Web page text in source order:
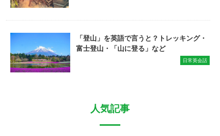
「登山」を英語で言うと？トレッキング・
富士登山・「山に登る」など
日常英会話
人気記事